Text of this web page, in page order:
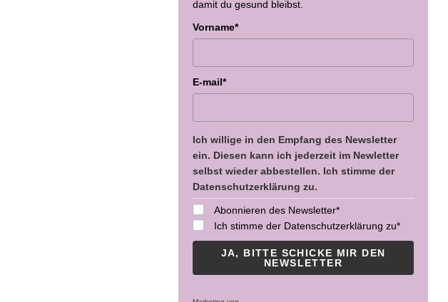
damit du gesund bleibst.
Vorname*
E-mail*
Ich willige in den Empfang des Newsletter
ein. Diesen kann ich jederzeit im Newletter
selbst wieder abbestellen. Ich stimme der
Datenschutzerklärung zu.
Abonnieren des Newsletter*
Ich stimme der Datenschutzerklärung zu*
JA, BITTE SCHICKE MIR DEN
NEWSLETTER